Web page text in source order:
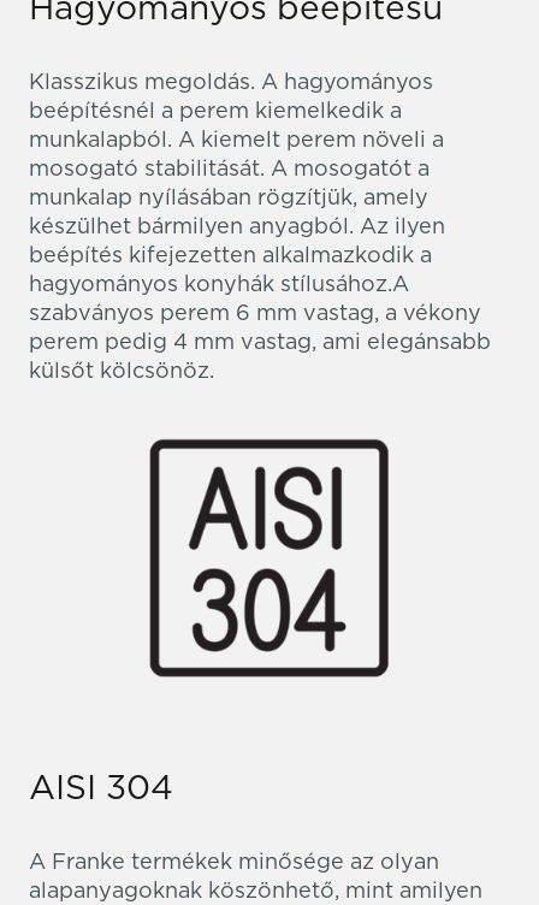
Klasszikus megoldás. A hagyományos
beépítésnél a perem kiemelkedik a
munkalapból. A kiemelt perem növeli a
mosogató stabilitását. A mosogatót a
munkalap nyílásában rögzítjük, amely
készülhet bármilyen anyagból. Az ilyen
beépítés kifejezetten alkalmazkodik a
hagyományos konyhák stílusához.A
szabványos perem 6 mm vastag, a vékony
perem pedig 4 mm vastag, ami elegánsabb
külsőt kölcsönöz.
AISI 304
A Franke termékek minősége az olyan
alapanyagoknak köszönhető, mint amilyen